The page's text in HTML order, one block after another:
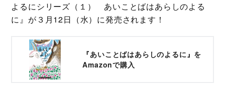
よるにシリーズ（１） あいことばはあらしのよる
に』が３月12日（水）に発売されます！
『あいことばはあらしのよるに』を
Amazonで購入